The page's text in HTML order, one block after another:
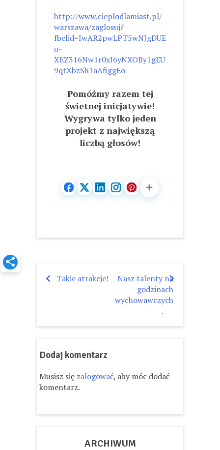
http://www.cieplodlamiast.pl/
warszawa/zaglosuj?
fbclid=IwAR2pwLPT5wNJgDUE
u-
XEZ316Nw1r0xI6yNXOBy1gEU
9qtXbzSh1aAfiggEo
Pomóżmy razem tej
świetnej inicjatywie!
Wygrywa tylko jeden
projekt z największą
liczbą głosów!
Nawigacja
Takie atrakcje!
Nasz talenty na
godzinach
wychowawczych
.
Dodaj komentarz
Musisz się zalogować, aby móc dodać
komentarz.
ARCHIWUM